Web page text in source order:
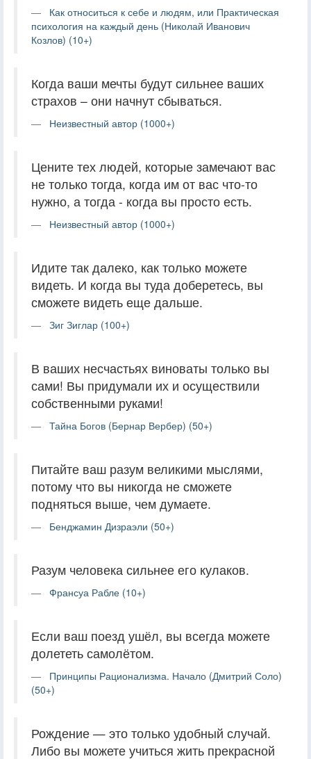
Как относиться к себе и людям, или Практическая
психология на каждый день (Николай Иванович
Козлов) (10+)
Когда ваши мечты будут сильнее ваших
страхов – они начнут сбываться.
Неизвестный автор (1000+)
Цените тех людей, которые замечают вас
не только тогда, когда им от вас что-то
нужно, а тогда - когда вы просто есть.
Неизвестный автор (1000+)
Идите так далеко, как только можете
видеть. И когда вы туда доберетесь, вы
сможете видеть еще дальше.
Зиг Зиглар (100+)
В ваших несчастьях виноваты только вы
сами! Вы придумали их и осуществили
собственными руками!
Тайна Богов (Бернар Вербер) (50+)
Питайте ваш разум великими мыслями,
потому что вы никогда не сможете
подняться выше, чем думаете.
Бенджамин Дизраэли (50+)
Разум человека сильнее его кулаков.
Франсуа Рабле (10+)
Если ваш поезд ушёл, вы всегда можете
долететь самолётом.
Принципы Рационализма. Начало (Дмитрий Соло)
(50+)
Рождение — это только удобный случай.
Либо вы можете учиться жить прекрасной